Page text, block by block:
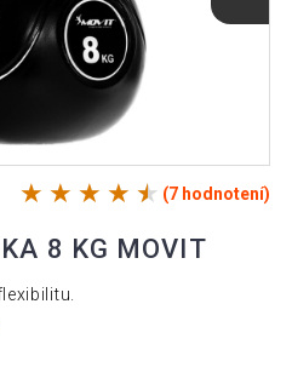
(7 hodnotení)
8 KG MOVIT